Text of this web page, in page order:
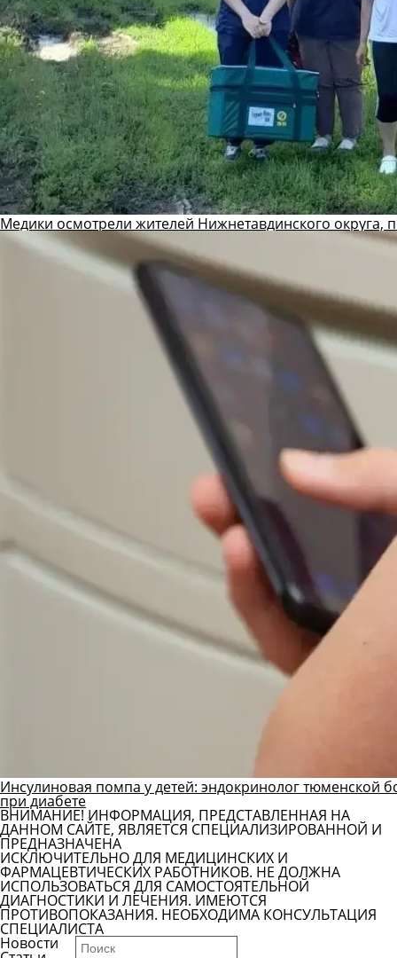
Медики осмотрели жителей Нижнетавдинского округа,
Инсулиновая помпа у детей: эндокринолог тюменской
при диабете
ВНИМАНИЕ! ИНФОРМАЦИЯ, ПРЕДСТАВЛЕННАЯ НА
ДАННОМ САЙТЕ, ЯВЛЯЕТСЯ СПЕЦИАЛИЗИРОВАННОЙ И
ПРЕДНАЗНАЧЕНА
ИСКЛЮЧИТЕЛЬНО ДЛЯ МЕДИЦИНСКИХ И
ФАРМАЦЕВТИЧЕСКИХ РАБОТНИКОВ. НЕ ДОЛЖНА
ИСПОЛЬЗОВАТЬСЯ ДЛЯ САМОСТОЯТЕЛЬНОЙ
ДИАГНОСТИКИ И ЛЕЧЕНИЯ. ИМЕЮТСЯ
ПРОТИВОПОКАЗАНИЯ. НЕОБХОДИМА КОНСУЛЬТАЦИЯ
СПЕЦИАЛИСТА
Новости